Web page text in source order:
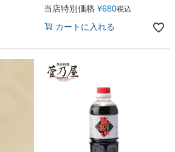
当店特別価格 ¥680税込
カートに入れる